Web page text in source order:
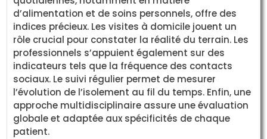
d’alimentation et de soins personnels, offre des
indices précieux. Les visites à domicile jouent un
rôle crucial pour constater la réalité du terrain. Les
professionnels s’appuient également sur des
indicateurs tels que la fréquence des contacts
sociaux. Le suivi régulier permet de mesurer
l’évolution de l’isolement au fil du temps. Enfin, une
approche multidisciplinaire assure une évaluation
globale et adaptée aux spécificités de chaque
patient.